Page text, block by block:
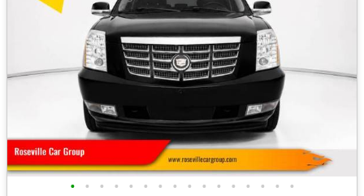
• • • • • • • • • • • • • • • •